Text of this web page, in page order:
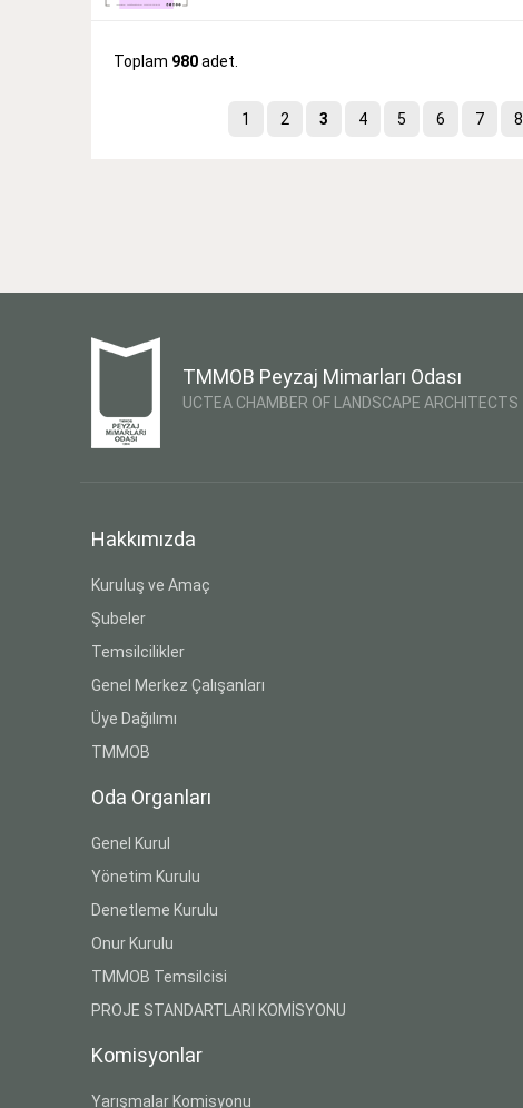
Toplam 980adet.
1 2 3 4 5 6 7 8
TMMOB Peyzaj Mimarları Odası
UCTEA CHAMBER OF LANDSCAPE ARCHITECTS
Hakkımızda
Kuruluş ve Amaç
Şubeler
Temsilcilikler
Genel Merkez Çalışanları
Üye Dağılımı
TMMOB
Oda Organları
Genel Kurul
Yönetim Kurulu
Denetleme Kurulu
Onur Kurulu
TMMOB Temsilcisi
PROJE STANDARTLARI KOMİSYONU
Komisyonlar
Yarışmalar Komisyonu